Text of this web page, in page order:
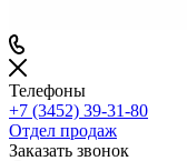
Телефоны
+7 (3452) 39-31-80
Отдел продаж
Заказать звонок